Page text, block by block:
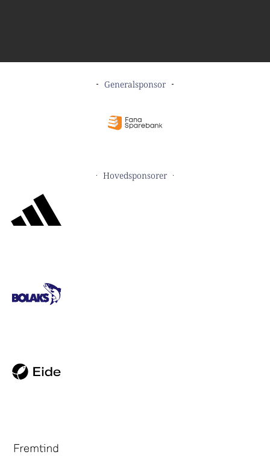
Generalsponsor
Hovedsponsorer